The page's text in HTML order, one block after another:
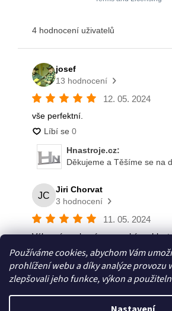
Používáme cookies, abychom Vám
prohlížení webu a díky analýze provozu
zlepšovali jeho funkce, výkon a